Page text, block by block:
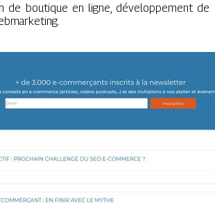
de boutique en ligne, développement de